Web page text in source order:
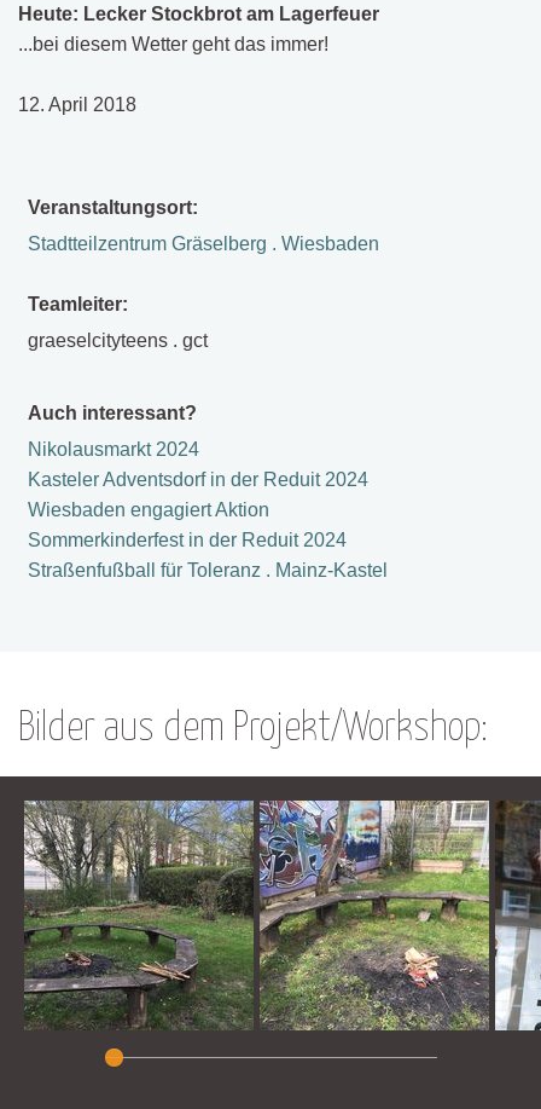
Heute: Lecker Stockbrot am Lagerfeuer
...bei diesem Wetter geht das immer!
12. April 2018
Veranstaltungsort:
Stadtteilzentrum Gräselberg . Wiesbaden
Teamleiter:
graeselcityteens . gct
Auch interessant?
Nikolausmarkt 2024
Kasteler Adventsdorf in der Reduit 2024
Wiesbaden engagiert Aktion
Sommerkinderfest in der Reduit 2024
Straßenfußball für Toleranz . Mainz-Kastel
Bilder aus dem Projekt/Workshop: